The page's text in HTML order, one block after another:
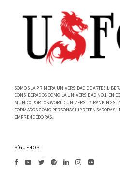
SOMOS LA PRIMERA UNIVERSIDAD DE ARTES
CONSIDERADOS COMO LA UNIVERSIDAD NO.1 EN
MUNDO POR 'QS WORLD UNIVERSITY RANKINGS'.
FORMADOS COMO PERSONAS LIBREPENSADORAS,
EMPRENDEDORAS.
SÍGUENOS